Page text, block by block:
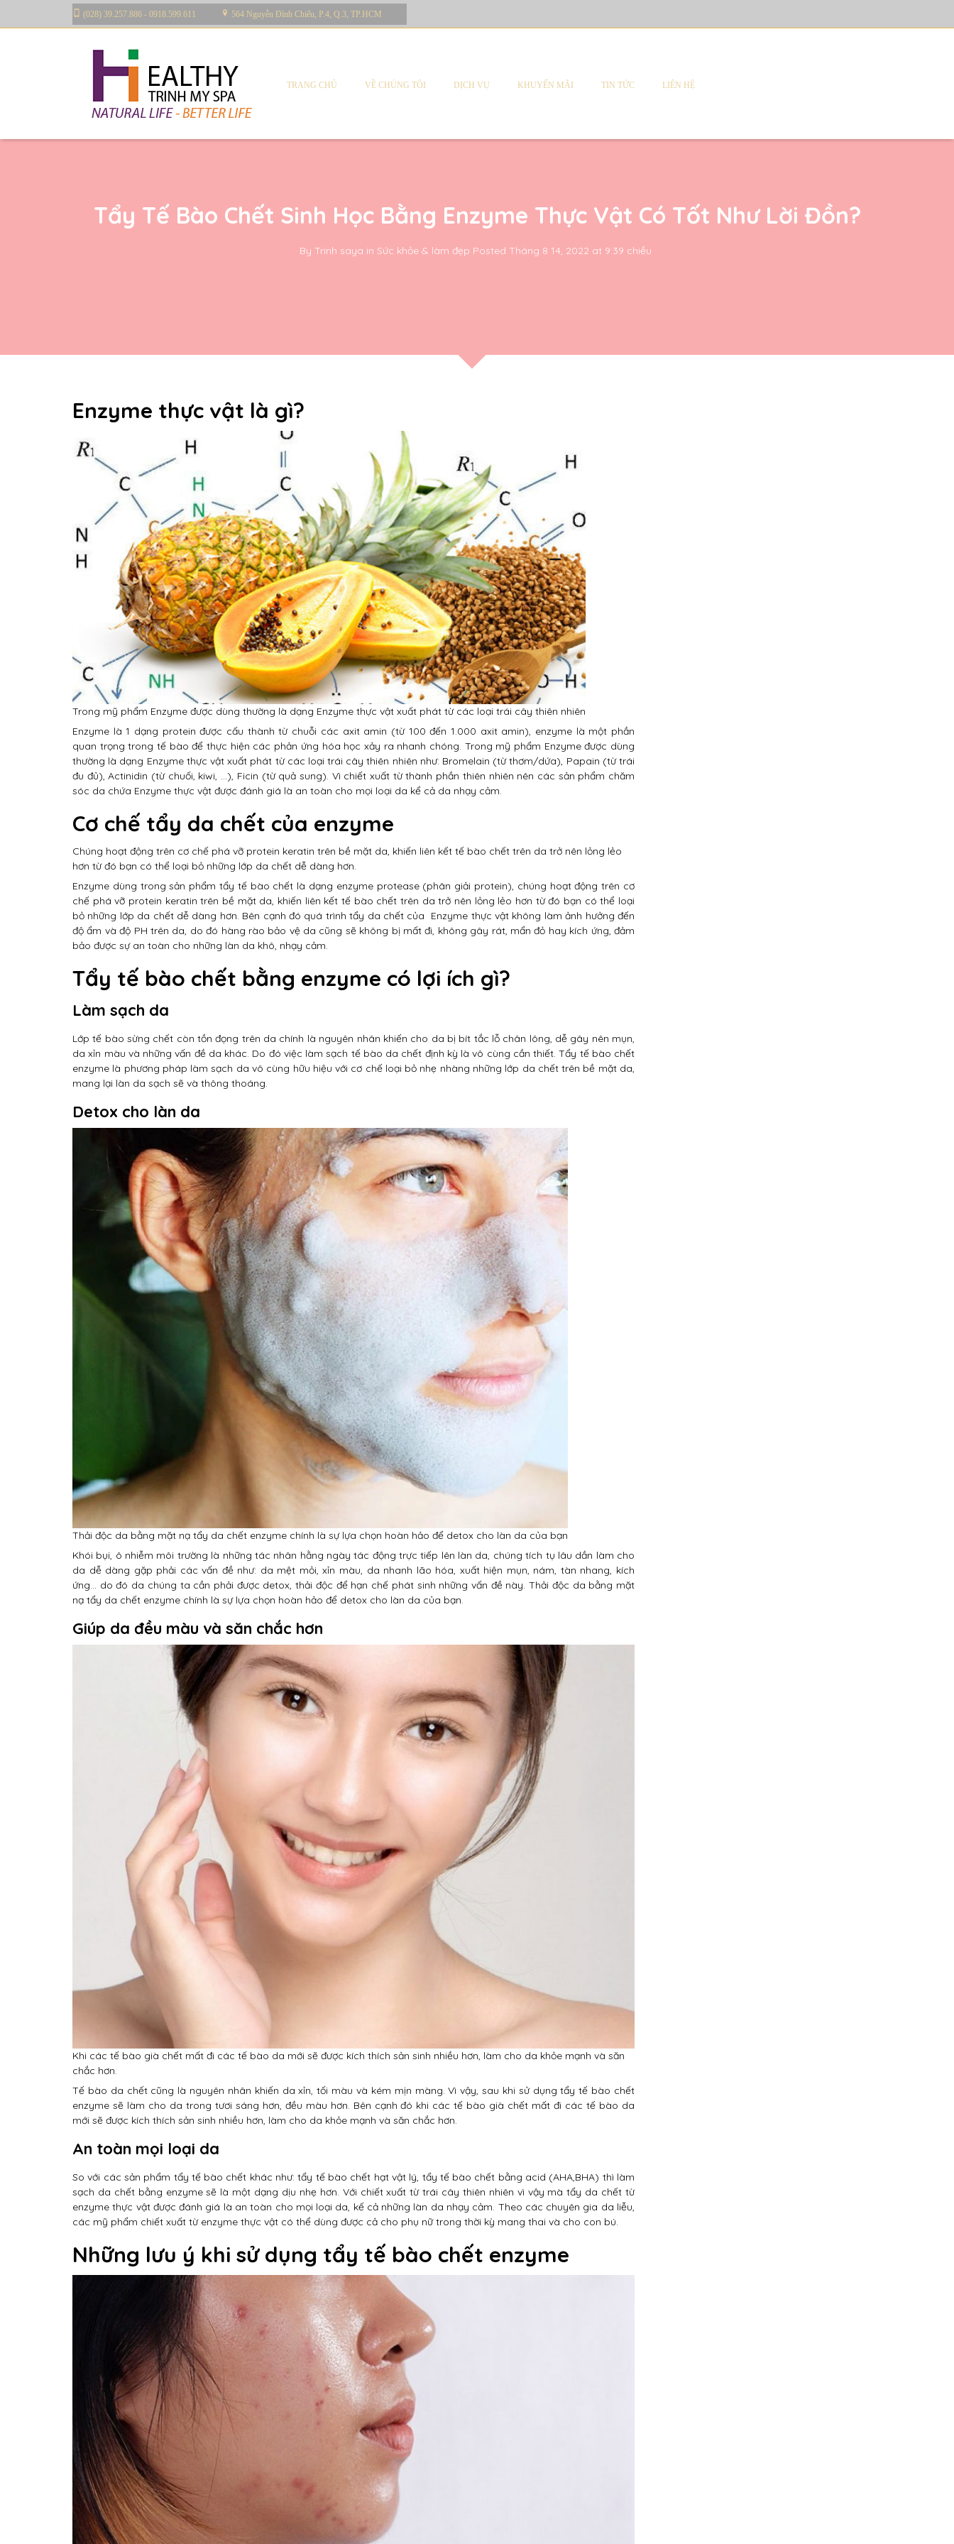
(028) 39.257.886 - 0918.599.611 564 Nguyễn Đình Chiểu, P.4, Q.3, TP.HCM
TRANG CHỦ VỀ CHÚNG TÔI DỊCH VỤ KHUYẾN MÃI TIN TỨC LIÊN HỆ
Tẩy Tế Bào Chết Sinh Học Bằng Enzyme Thực Vật Có Tốt Như Lời Đồn?
By Trinh saya in Sức khỏe & làm đẹp Posted Tháng 8 14, 2022 at 9:39 chiều
Enzyme thực vật là gì?
Trong mỹ phẩm Enzyme được dùng thường là dạng Enzyme thực vật xuất phát từ các loại trái cây thiên nhiên
Enzyme là 1 dạng protein được cấu thành từ chuỗi các axit amin (từ 100 đến 1.000 axit amin), enzyme là một phần
quan trọng trong tế bào để thực hiện các phản ứng hóa học xảy ra nhanh chóng. Trong mỹ phẩm Enzyme được dùng
thường là dạng Enzyme thực vật xuất phát từ các loại trái cây thiên nhiên như: Bromelain (từ thơm/dứa), Papain (từ trái
đu đủ), Actinidin (từ chuối, kiwi, …), Ficin (từ quả sung). Vì chiết xuất từ thành phần thiên nhiên nên các sản phẩm chăm
sóc da chứa Enzyme thực vật được đánh giá là an toàn cho mọi loại da kể cả da nhạy cảm.
Cơ chế tẩy da chết của enzyme
Chúng hoạt động trên cơ chế phá vỡ protein keratin trên bề mặt da, khiến liên kết tế bào chết trên da trở nên lỏng lẻo
hơn từ đó bạn có thể loại bỏ những lớp da chết dễ dàng hơn.
Enzyme dùng trong sản phẩm tẩy tế bào chết là dạng enzyme protease (phân giải protein), chúng hoạt động trên cơ
chế phá vỡ protein keratin trên bề mặt da, khiến liên kết tế bào chết trên da trở nên lỏng lẻo hơn từ đó bạn có thể loại
bỏ những lớp da chết dễ dàng hơn. Bên cạnh đó quá trình tẩy da chết của Enzyme thực vật không làm ảnh hưởng đến
độ ẩm và độ PH trên da, do đó hàng rào bảo vệ da cũng sẽ không bị mất đi, không gây rát, mẩn đỏ hay kích ứng, đảm
bảo được sự an toàn cho những làn da khô, nhạy cảm.
Tẩy tế bào chết bằng enzyme có lợi ích gì?
Làm sạch da
Lớp tế bào sừng chết còn tồn đọng trên da chính là nguyên nhân khiến cho da bị bít tắc lỗ chân lông, dễ gây nên mụn,
da xỉn màu và những vấn đề da khác. Do đó việc làm sạch tế bào da chết định kỳ là vô cùng cần thiết. Tẩy tế bào chết
enzyme là phương pháp làm sạch da vô cùng hữu hiệu với cơ chế loại bỏ nhẹ nhàng những lớp da chết trên bề mặt da,
mang lại làn da sạch sẽ và thông thoáng.
Detox cho làn da
Thải độc da bằng mặt nạ tẩy da chết enzyme chính là sự lựa chọn hoàn hảo để detox cho làn da của bạn
Khói bụi, ô nhiễm môi trường là những tác nhân hằng ngày tác động trực tiếp lên làn da, chúng tích tụ lâu dần làm cho
da dễ dàng gặp phải các vấn đề như: da mệt mỏi, xỉn màu, da nhanh lão hóa, xuất hiện mụn, nám, tàn nhang, kích
ứng… do đó da chúng ta cần phải được detox, thải độc để hạn chế phát sinh những vấn đề này. Thải độc da bằng mặt
nạ tẩy da chết enzyme chính là sự lựa chọn hoàn hảo để detox cho làn da của bạn.
Giúp da đều màu và săn chắc hơn
Khi các tế bào già chết mất đi các tế bào da mới sẽ được kích thích sản sinh nhiều hơn, làm cho da khỏe mạnh và săn
chắc hơn.
Tế bào da chết cũng là nguyên nhân khiến da xỉn, tối màu và kém mịn màng. Vì vậy, sau khi sử dụng tẩy tế bào chết
enzyme sẽ làm cho da trong tươi sáng hơn, đều màu hơn. Bên cạnh đó khi các tế bào già chết mất đi các tế bào da
mới sẽ được kích thích sản sinh nhiều hơn, làm cho da khỏe mạnh và săn chắc hơn.
An toàn mọi loại da
So với các sản phẩm tẩy tế bào chết khác như: tẩy tế bào chết hạt vật lý, tẩy tế bào chết bằng acid (AHA,BHA) thì làm
sạch da chết bằng enzyme sẽ là một dạng dịu nhẹ hơn. Với chiết xuất từ trái cây thiên nhiên vì vậy mà tẩy da chết từ
enzyme thực vật được đánh giá là an toàn cho mọi loại da, kế cả những làn da nhạy cảm. Theo các chuyên gia da liễu,
các mỹ phẩm chiết xuất từ enzyme thực vật có thể dùng được cả cho phụ nữ trong thời kỳ mang thai và cho con bú.
Những lưu ý khi sử dụng tẩy tế bào chết enzyme